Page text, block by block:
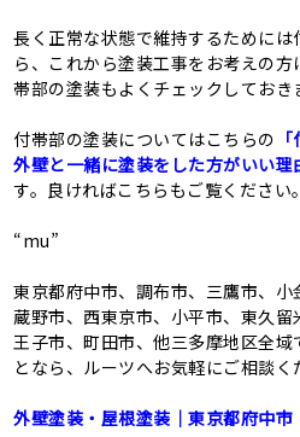
長く正常な状態で維持するために
ら、これから塗装工事をお考えの
帯部の塗装もよくチェックしておき
付帯部の塗装についてはこちらの
外壁と一緒に塗装をした方がいい理
す。良ければこちらもご覧ください。
“mu”
東京都府中市、調布市、三鷹市、
蔵野市、西東京市、小平市、東久
王子市、町田市、他三多摩地区全
となら、ルーツへお気軽にご相談く
外壁塗装・屋根塗装｜東京都府中市